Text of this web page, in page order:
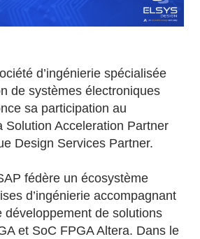
d’ingénierie spécialisée
de systèmes électroniques
sa participation au
Solution Acceleration Partner
Design Services Partner.
fédère un écosystème
d’ingénierie accompagnant
développement de solutions
et SoC FPGA Altera. Dans le